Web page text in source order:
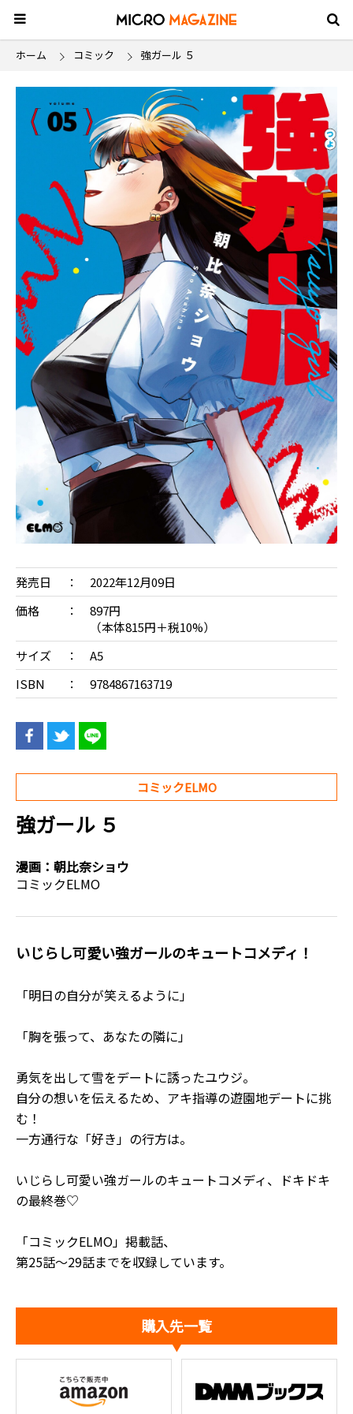
ホーム コミック 強ガール ５
発売日
2022年12月09日
価格
897円
（本体815円＋税10%）
サイズ
A5
ISBN
9784867163719
コミックELMO
強ガール ５
漫画： 朝比奈ショウ
コミックELMO
いじらし可愛い強ガールのキュートコメディ！
「明日の自分が笑えるように」
「胸を張って、あなたの隣に」
勇気を出して雪をデートに誘ったユウジ。
自分の想いを伝えるため、アキ指導の遊園地デートに挑
む！
一方通行な「好き」の行方は――。
いじらし可愛い強ガールのキュートコメディ、ドキドキ
の最終巻♡
「コミックELMO」掲載話、
第25話～29話までを収録しています。
購入先一覧